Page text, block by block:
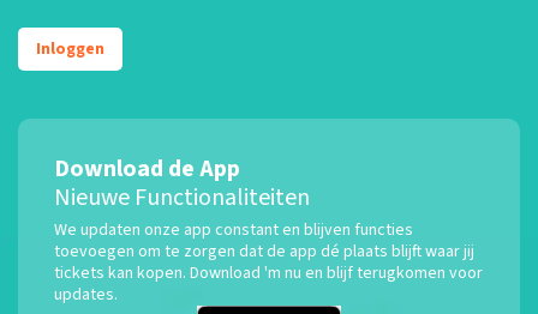
Inloggen
Download de App
Nieuwe Functionaliteiten
We updaten onze app constant en blijven functies
toevoegen om te zorgen dat de app dé plaats blijft waar jij
tickets kan kopen. Download 'm nu en blijf terugkomen voor
updates.